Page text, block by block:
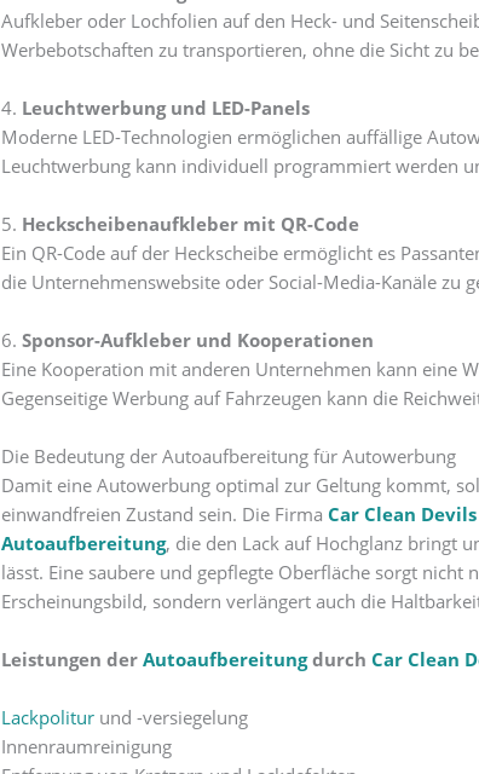
Aufkleber oder Lochfolien auf den Heck- und
Werbebotschaften zu transportieren, ohne die Sicht zu
4. Leuchtwerbung und LED-Panels
Moderne LED-Technologien ermöglichen auffällige
Leuchtwerbung kann individuell programmiert werden
5. Heckscheibenaufkleber mit QR-Code
Ein QR-Code auf der Heckscheibe ermöglicht es
die Unternehmenswebsite oder Social-Media-Kanäle zu
6.Sponsor-Aufkleber und Kooperationen
Eine Kooperation mit anderen Unternehmen kann eine
Gegenseitige Werbung auf Fahrzeugen kann die
Die Bedeutung der Autoaufbereitung für Autowerbung
Damit eine Autowerbung optimal zur Geltung kommt,
einwandfreien Zustand sein. Die FirmaCar Clean Devils
Autoaufbereitung, die den Lack auf Hochglanz bringt
lässt. Eine saubere und gepflegte Oberfläche sorgt nicht
Erscheinungsbild, sondern verlängert auch die
Leistungen derAutoaufbereitungdurchCar Clean
Lackpolitur und -versiegelung
Innenraumreinigung